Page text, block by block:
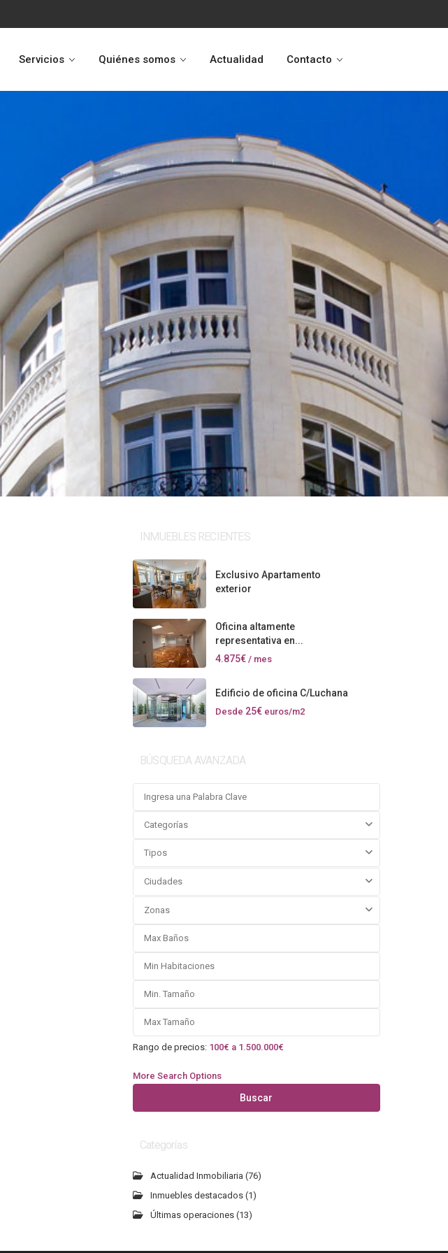
Servicios Quiénes somos Actualidad Contacto
INMUEBLES RECIENTES
Exclusivo Apartamento
exterior
Oficina altamente
representativa en...
4.875€ / mes
Edificio de oficina C/Luchana
Desde 25€ euros/m2
BÚSQUEDA AVANZADA
Categorías
Tipos
Ciudades
Zonas
Rango de precios: 100€ a 1.500.000€
More Search Options
Buscar
Categorías
Actualidad Inmobiliaria (76)
Inmuebles destacados (1)
Últimas operaciones (13)